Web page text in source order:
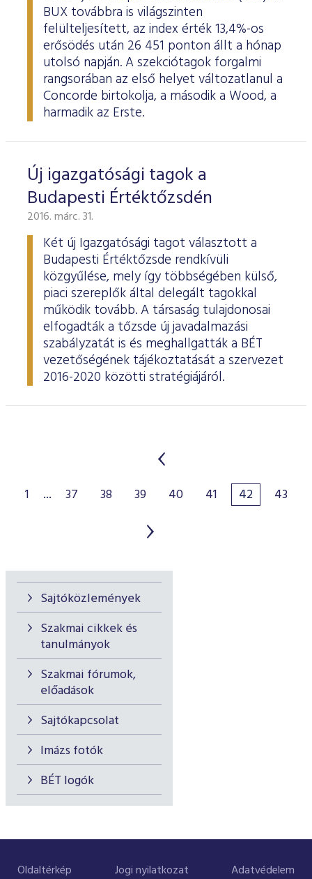
Sajtóközlemények
Szakmai cikkek és
tanulmányok
Szakmai fórumok,
előadások
Sajtókapcsolat
Imázs fotók
BÉT logók
BUX továbbra is világszinten
felülteljesített, az index érték 13,4%-os
erősödés után 26 451 ponton állt a hónap
utolsó napján. A szekciótagok forgalmi
rangsorában az első helyet változatlanul a
Concorde birtokolja, a második a Wood, a
harmadik az Erste.
Új igazgatósági tagok a
Budapesti Értéktőzsdén
2016. márc. 31.
Két új Igazgatósági tagot választott a
Budapesti Értéktőzsde rendkívüli
közgyűlése, mely így többségében külső,
piaci szereplők által delegált tagokkal
működik tovább. A társaság tulajdonosai
elfogadták a tőzsde új javadalmazási
szabályzatát is és meghallgatták a BÉT
vezetőségének tájékoztatását a szervezet
2016-2020 közötti stratégiájáról.
1 ... 37 38 39 40 41 42 43
Oldaltérkép Jogi nyilatkozat Adatvédelem